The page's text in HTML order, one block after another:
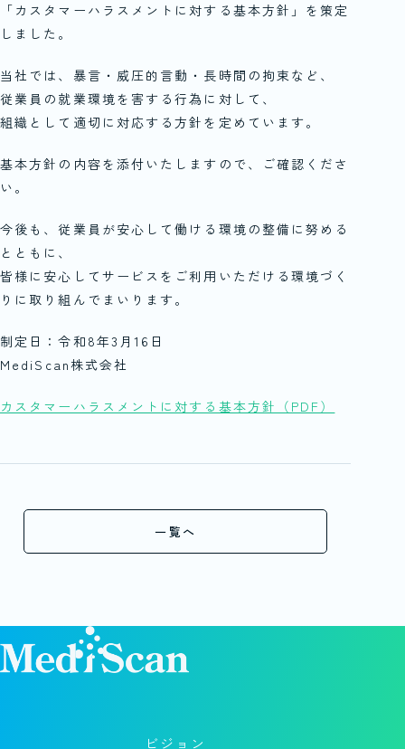
「カスタマーハラスメントに対する基本方針」を策定
しました。
当社では、暴言・威圧的言動・長時間の拘束など、
従業員の就業環境を害する行為に対して、
組織として適切に対応する方針を定めています。
基本方針の内容を添付いたしますので、ご確認くださ
い。
今後も、従業員が安心して働ける環境の整備に努める
とともに、
皆様に安心してサービスをご利用いただける環境づく
りに取り組んでまいります。
制定日：令和8年3月16日
MediScan株式会社
カスタマーハラスメントに対する基本方針（PDF）
一覧へ
ビジョン